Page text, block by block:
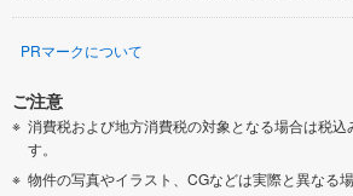
PRマークについて
ご注意
消費税および地方消費税の対象となる場合は税込
す。
物件の写真やイラスト、CGなどは実際と異なる場